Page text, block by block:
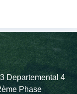
Departemental 4
Phase